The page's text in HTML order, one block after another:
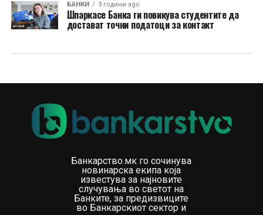
БАНКИ 3 години ago
Шпаркасе Банка ги повикува студентите да
достават точни податоци за контакт
Банкарство.мк го сочинува
новинарска екипа која
известува за најновите
случувања во светот на
Банките, за предизвиците
во Банкарскиот сектор и